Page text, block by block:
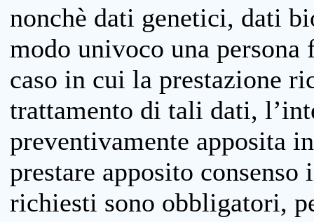
nonchè dati genetici, dati
modo univoco una
caso in cui la prestazione
trattamento di tali dati,
preventivamente apposita
prestare apposito
richiesti sono obbligatori,